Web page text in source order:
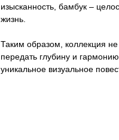
изысканность, бамбук –
жизнь.
Таким образом, коллекция не
передать глубину и
уникальное визуальное